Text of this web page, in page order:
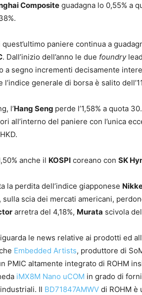
Composite guadagna lo 0,55% a
quest’ultimo paniere continua a
. Dall’inizio dell’anno le due foundry
a segno incrementi decisamente
l’indice generale di borsa è salito
l’Hang Seng perde l’1,58% a quota
all’interno del paniere con l’unica
anche il KOSPI coreano con SK
la perdita dell’indice giapponese
sulla scia dei mercati americani,
arretra del 4,18%, Murata scivola
le news relative ai prodotti ed
Embedded Artists, produttore di
PMIC altamente integrato di ROHM
iMX8M Nano uCOM in grado di
Il BD71847AMWV di ROHM è